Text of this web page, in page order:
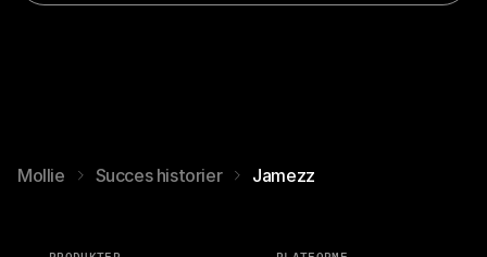
Mollie Succes historier Jamezz